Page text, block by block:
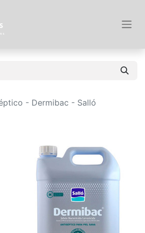
- Dermibac - Salló